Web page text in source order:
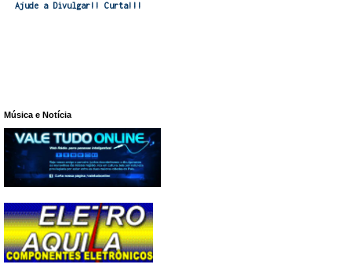
Ajude a Divulgar!! Curta!!!
Música e Notícia